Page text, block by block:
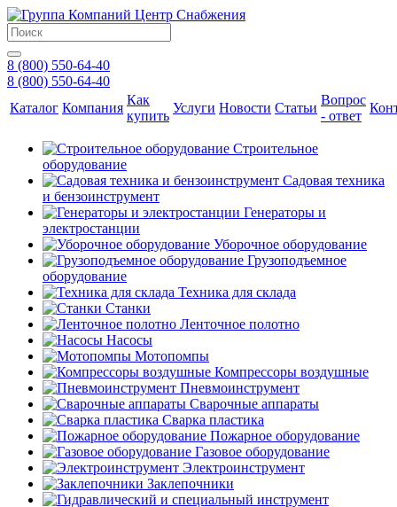
8 (800) 550-64-40
8 (800) 550-64-40
Каталог Компания
Как
купить
Услуги Новости Статьи
Вопрос
- ответ
Строительное
оборудование
Садовая техника
и бензоинструмент
Генераторы и
электростанции
Уборочное оборудование
Грузоподъемное
оборудование
Техника для склада
Станки
Ленточное полотно
Насосы
Мотопомпы
Компрессоры воздушные
Пневмоинструмент
Сварочные аппараты
Сварка пластика
Пожарное оборудование
Газовое оборудование
Электроинструмент
Заклепочники